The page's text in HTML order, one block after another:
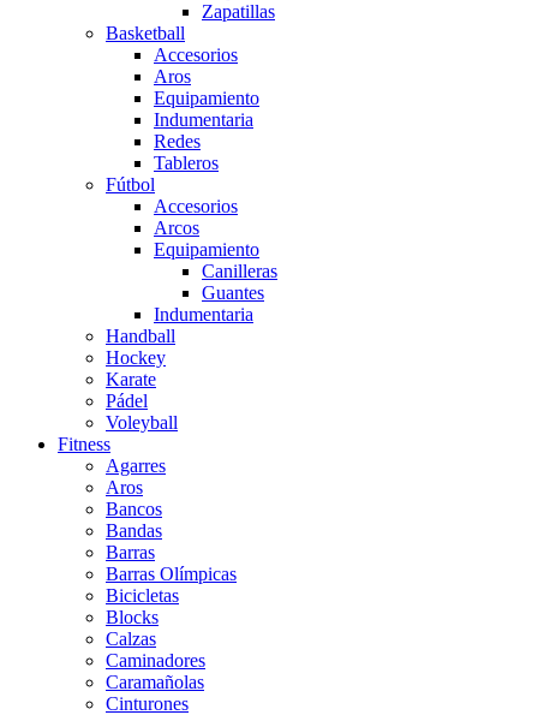
Zapatillas
Basketball
Accesorios
Aros
Equipamiento
Indumentaria
Redes
Tableros
Fútbol
Accesorios
Arcos
Equipamiento
Canilleras
Guantes
Indumentaria
Handball
Hockey
Karate
Pádel
Voleyball
Fitness
Agarres
Aros
Bancos
Bandas
Barras
Barras Olímpicas
Bicicletas
Blocks
Calzas
Caminadores
Caramañolas
Cinturones